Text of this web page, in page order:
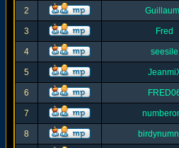
2
3 Fred
4 seesile
5
6
7
8